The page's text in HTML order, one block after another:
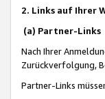
2. Links auf Ihrer
(a) Partner-Links
Nach Ihrer
Zurückverfolgung,
Partner-Links